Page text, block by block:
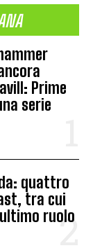
Prime
serie
quattro
tra cui
ruolo